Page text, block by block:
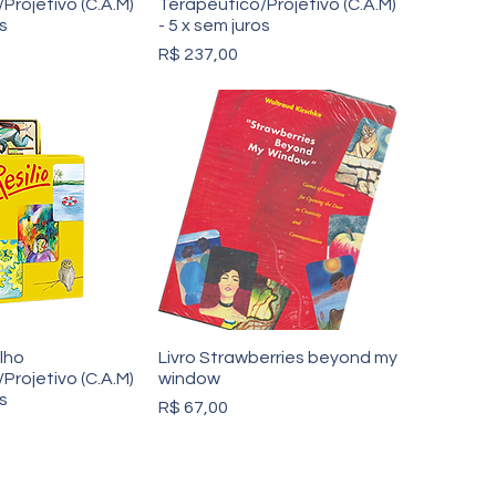
(C.A.M)
Terapêutico/Projetivo (C.A.M)
- 5 x sem juros
Preço
R$ 237,00
(C.A.M)
Livro Strawberries beyond my
window
Preço
R$ 67,00